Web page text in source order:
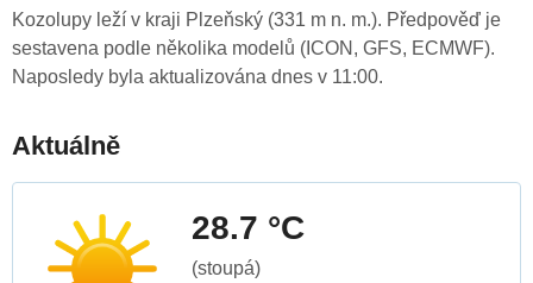
Kozolupy leží v kraji Plzeňský (331 m n. m.). Předpověď je
sestavena podle několika modelů (ICON, GFS, ECMWF).
Naposledy byla aktualizována dnes v 11:00.
Aktuálně
28.7 °C
(stoupá)